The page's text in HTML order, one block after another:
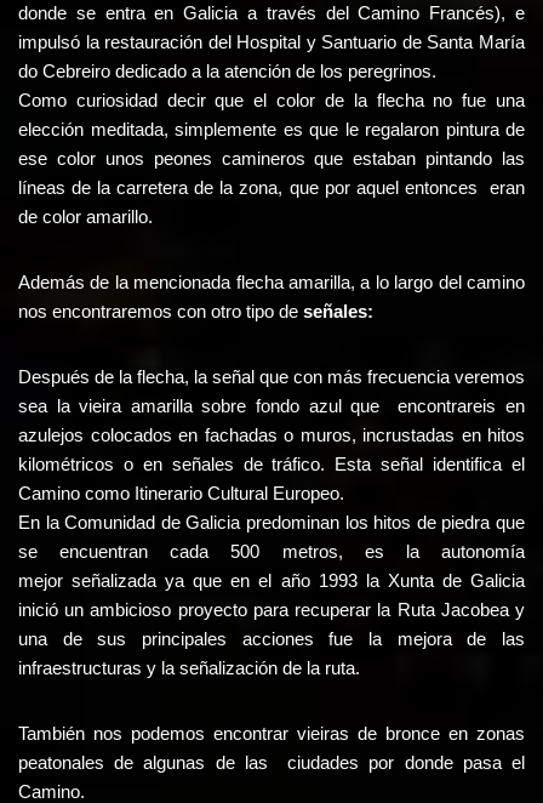
donde se entra en Galicia a través del Camino Francés), e
impulsó la restauración del Hospital y Santuario de Santa María
do Cebreiro dedicado a la atención de los peregrinos.
Como curiosidad decir que el color de la flecha no fue una
elección meditada, simplemente es que le regalaron pintura de
ese color unos peones camineros que estaban pintando las
líneas de la carretera de la zona, que por aquel entonces eran
de color amarillo.
Además de la mencionada flecha amarilla, a lo largo del camino
nos encontraremos con otro tipo de señales:
Después de la flecha, la señal que con más frecuencia veremos
sea la vieira amarilla sobre fondo azul que encontrareis en
azulejos colocados en fachadas o muros, incrustadas en hitos
kilométricos o en señales de tráfico. Esta señal identifica el
Camino como Itinerario Cultural Europeo.
En la Comunidad de Galicia predominan los hitos de piedra que
se encuentran cada 500 metros, es la autonomía
mejor señalizada ya que en el año 1993 la Xunta de Galicia
inició un ambicioso proyecto para recuperar la Ruta Jacobea y
una de sus principales acciones fue la mejora de las
infraestructuras y la señalización de la ruta.
También nos podemos encontrar vieiras de bronce en zonas
peatonales de algunas de las ciudades por donde pasa el
Camino.